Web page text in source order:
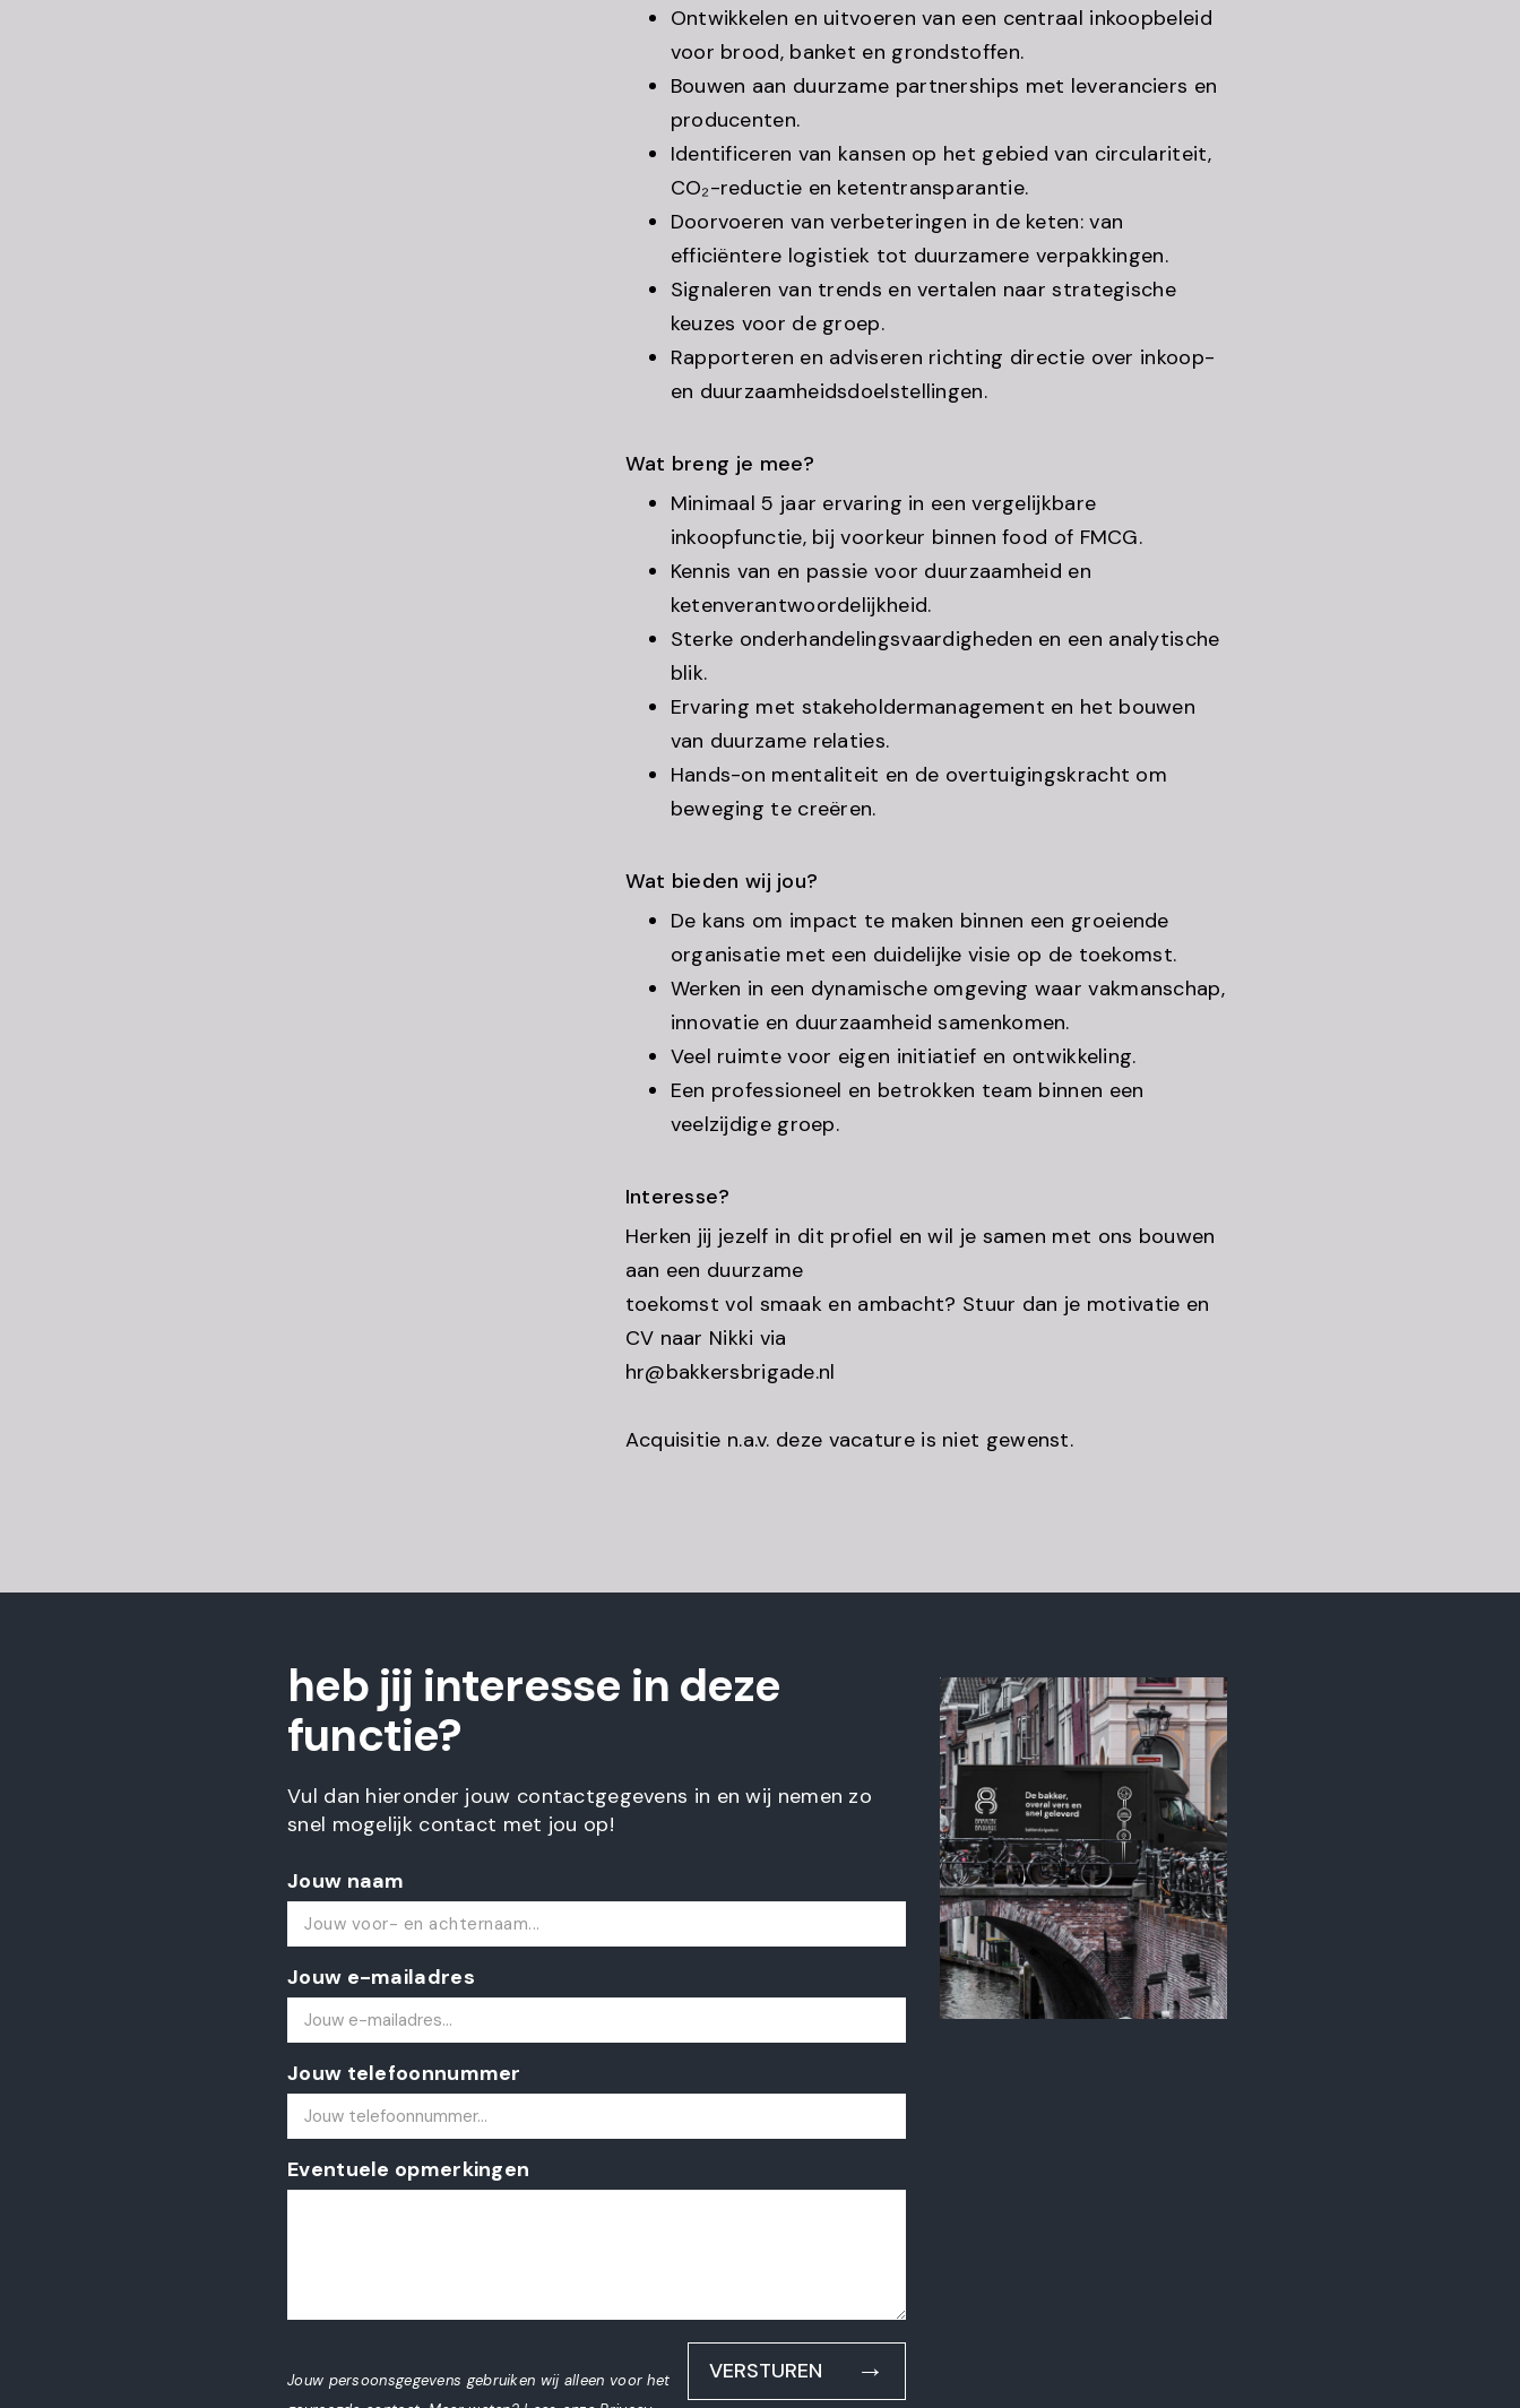
Ontwikkelen en uitvoeren van een centraal inkoopbeleid
voor brood, banket en grondstoffen.
Bouwen aan duurzame partnerships met leveranciers en
producenten.
Identificeren van kansen op het gebied van circulariteit,
CO₂-reductie en ketentransparantie.
Doorvoeren van verbeteringen in de keten: van
efficiëntere logistiek tot duurzamere verpakkingen.
Signaleren van trends en vertalen naar strategische
keuzes voor de groep.
Rapporteren en adviseren richting directie over inkoop-
en duurzaamheidsdoelstellingen.
Wat breng je mee?
Minimaal 5 jaar ervaring in een vergelijkbare
inkoopfunctie, bij voorkeur binnen food of FMCG.
Kennis van en passie voor duurzaamheid en
ketenverantwoordelijkheid.
Sterke onderhandelingsvaardigheden en een analytische
blik.
Ervaring met stakeholdermanagement en het bouwen
van duurzame relaties.
Hands-on mentaliteit en de overtuigingskracht om
beweging te creëren.
Wat bieden wij jou?
De kans om impact te maken binnen een groeiende
organisatie met een duidelijke visie op de toekomst.
Werken in een dynamische omgeving waar vakmanschap,
innovatie en duurzaamheid samenkomen.
Veel ruimte voor eigen initiatief en ontwikkeling.
Een professioneel en betrokken team binnen een
veelzijdige groep.
Interesse?
Herken jij jezelf in dit profiel en wil je samen met ons bouwen
aan een duurzame
toekomst vol smaak en ambacht? Stuur dan je motivatie en
CV naar Nikki via
hr@bakkersbrigade.nl
Acquisitie n.a.v. deze vacature is niet gewenst.
heb jij interesse in deze
functie?
Vul dan hieronder jouw contactgegevens in en wij nemen zo
snel mogelijk contact met jou op!
Jouw naam
Jouw e-mailadres
Jouw telefoonnummer
Eventuele opmerkingen
VERSTUREN
Jouw persoonsgegevens gebruiken wij alleen voor het